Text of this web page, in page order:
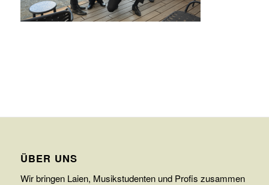
ÜBER UNS
Wir bringen Laien, Musikstudenten und Profis zusammen